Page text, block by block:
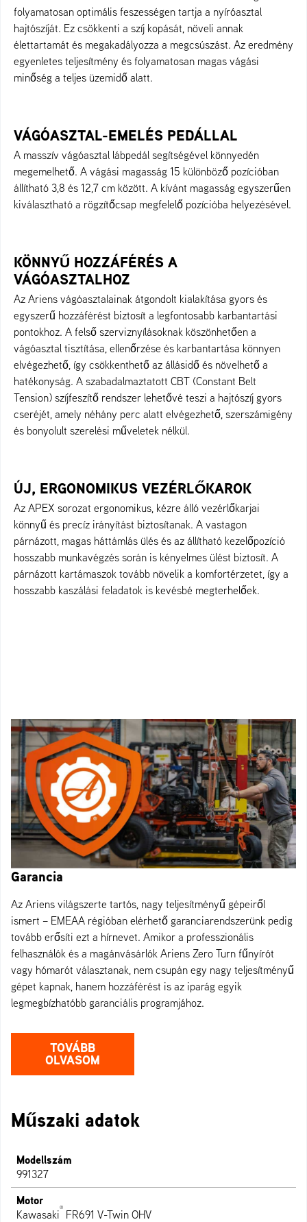
folyamatosan optimális feszességen tartja a nyíróasztal
hajtószíját. Ez csökkenti a szíj kopását, növeli annak
élettartamát és megakadályozza a megcsúszást. Az eredmény
egyenletes teljesítmény és folyamatosan magas vágási
minőség a teljes üzemidő alatt.
VÁGÓASZTAL-EMELÉS PEDÁLLAL
A masszív vágóasztal lábpedál segítségével könnyedén
megemelhető. A vágási magasság 15 különböző pozícióban
állítható 3,8 és 12,7 cm között. A kívánt magasság egyszerűen
kiválasztható a rögzítőcsap megfelelő pozícióba helyezésével.
KÖNNYŰ HOZZÁFÉRÉS A
VÁGÓASZTALHOZ
Az Ariens vágóasztalainak átgondolt kialakítása gyors és
egyszerű hozzáférést biztosít a legfontosabb karbantartási
pontokhoz. A felső szerviznyílásoknak köszönhetően a
vágóasztal tisztítása, ellenőrzése és karbantartása könnyen
elvégezhető, így csökkenthető az állásidő és növelhető a
hatékonyság. A szabadalmaztatott CBT (Constant Belt
Tension) szíjfeszítő rendszer lehetővé teszi a hajtószíj gyors
cseréjét, amely néhány perc alatt elvégezhető, szerszámigény
és bonyolult szerelési műveletek nélkül.
ÚJ, ERGONOMIKUS VEZÉRLŐKAROK
Az APEX sorozat ergonomikus, kézre álló vezérlőkarjai
könnyű és precíz irányítást biztosítanak. A vastagon
párnázott, magas háttámlás ülés és az állítható kezelőpozíció
hosszabb munkavégzés során is kényelmes ülést biztosít. A
párnázott kartámaszok tovább növelik a komfortérzetet, így a
hosszabb kaszálási feladatok is kevésbé megterhelőek.
Garancia
Az Ariens világszerte tartós, nagy teljesítményű gépeiről
ismert – EMEAA régióban elérhető garanciarendszerünk pedig
tovább erősíti ezt a hírnevet. Amikor a professzionális
felhasználók és a magánvásárlók Ariens Zero Turn fűnyírót
vagy hómarót választanak, nem csupán egy nagy teljesítményű
gépet kapnak, hanem hozzáférést is az iparág egyik
legmegbízhatóbb garanciális programjához.
TOVÁBB
OLVASOM
Műszaki adatok
Modellszám
991327
Motor
Kawasaki
®
FR691 V-Twin OHV